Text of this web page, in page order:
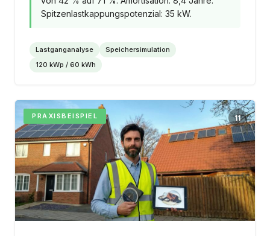
Spitzenlastkappungspotenzial: 35 kW.
Lastganganalyse
Speichersimulation
120 kWp / 60 kWh
PRAXISBEISPIEL 11